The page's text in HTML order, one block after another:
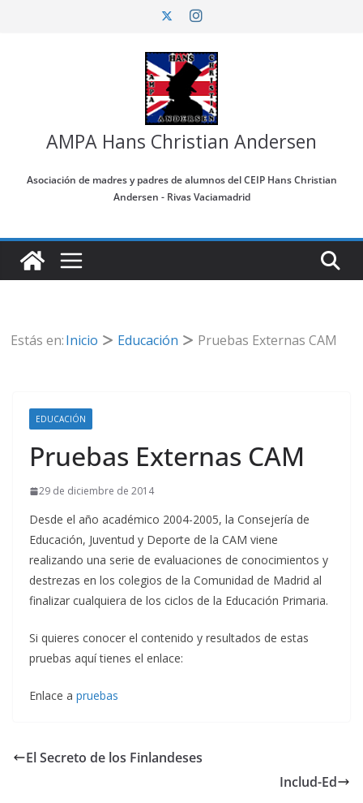
AMPA Hans Christian Andersen
Asociación de madres y padres de alumnos del CEIP Hans Christian
Andersen - Rivas Vaciamadrid
Estás en:Inicio Educación Pruebas Externas CAM
EDUCACIÓN
Pruebas Externas CAM
29 de diciembre de 2014
Desde el año académico 2004-2005, la Consejería de
Educación, Juventud y Deporte de la CAM viene
realizando una serie de evaluaciones de conocimientos y
destrezas en los colegios de la Comunidad de Madrid al
finalizar cualquiera de los ciclos de la Educación Primaria.
Si quieres conocer el contenido y resultados de estas
pruebas aquí tienes el enlace:
Enlace a pruebas
El Secreto de los Finlandeses
Includ-Ed